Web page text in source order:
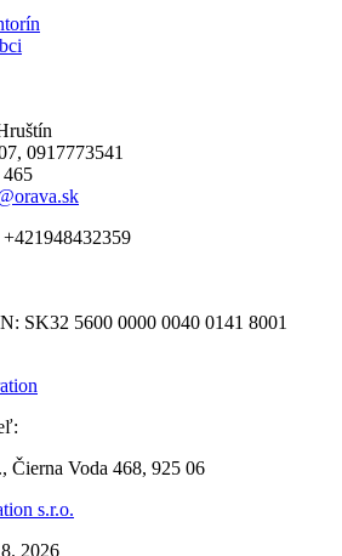
0917773541
SK32 5600 0000 0040 0141 8001
Čierna Voda 468, 925 06
s.r.o.
2026